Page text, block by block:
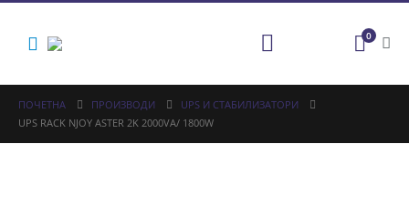
0
ПОЧЕТНА ПРОИЗВОДИ
UPS И СТАБИЛИЗАТОРИ
UPS RACK NJOY ASTER 2K 2000VA/ 1800W